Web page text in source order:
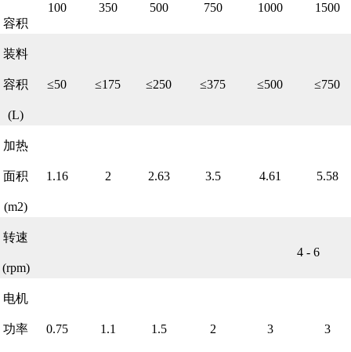
容积
100 350 500 750 1000 1500
装料
容积
(L)
≤50 ≤175 ≤250 ≤375 ≤500 ≤750
加热
面积
(m2)
1.16 2 2.63 3.5 4.61 5.58
转速
(rpm)
4 - 6
电机
功率 0.75 1.1 1.5 2 3 3